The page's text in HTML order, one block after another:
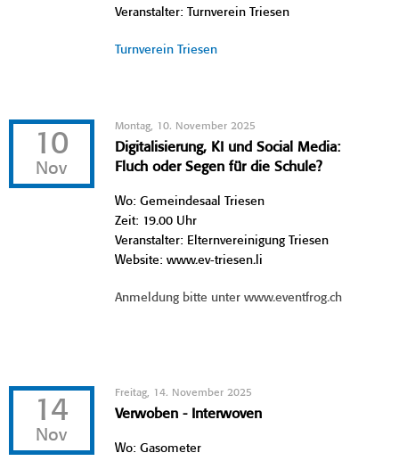
Veranstalter: Turnverein Triesen
Turnverein Triesen
10
Nov
Montag, 10. November 2025
Digitalisierung, KI und Social Media:
Fluch oder Segen für die Schule?
Wo: Gemeindesaal Triesen
Zeit: 19.00 Uhr
Veranstalter: Elternvereinigung Triesen
Website: www.ev-triesen.li
Anmeldung bitte unter www.eventfrog.ch
14
Nov
Freitag, 14. November 2025
Verwoben - Interwoven
Wo: Gasometer